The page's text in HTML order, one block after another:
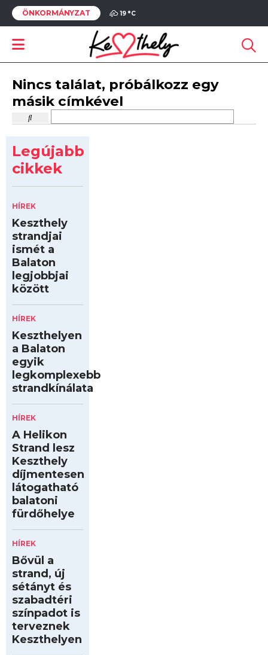
ÖNKORMÁNYZAT 19 °C
Nincs találat, próbálkozz egy
másik címkével
Legújabb
cikkek
HÍREK
Keszthely
strandjai
ismét a
Balaton
legjobbjai
között
HÍREK
Keszthelyen
a Balaton
egyik
legkomplexebb
strandkínálata
HÍREK
A Helikon
Strand lesz
Keszthely
díjmentesen
látogatható
balatoni
fürdőhelye
HÍREK
Bővül a
strand, új
sétányt és
szabadtéri
színpadot is
terveznek
Keszthelyen